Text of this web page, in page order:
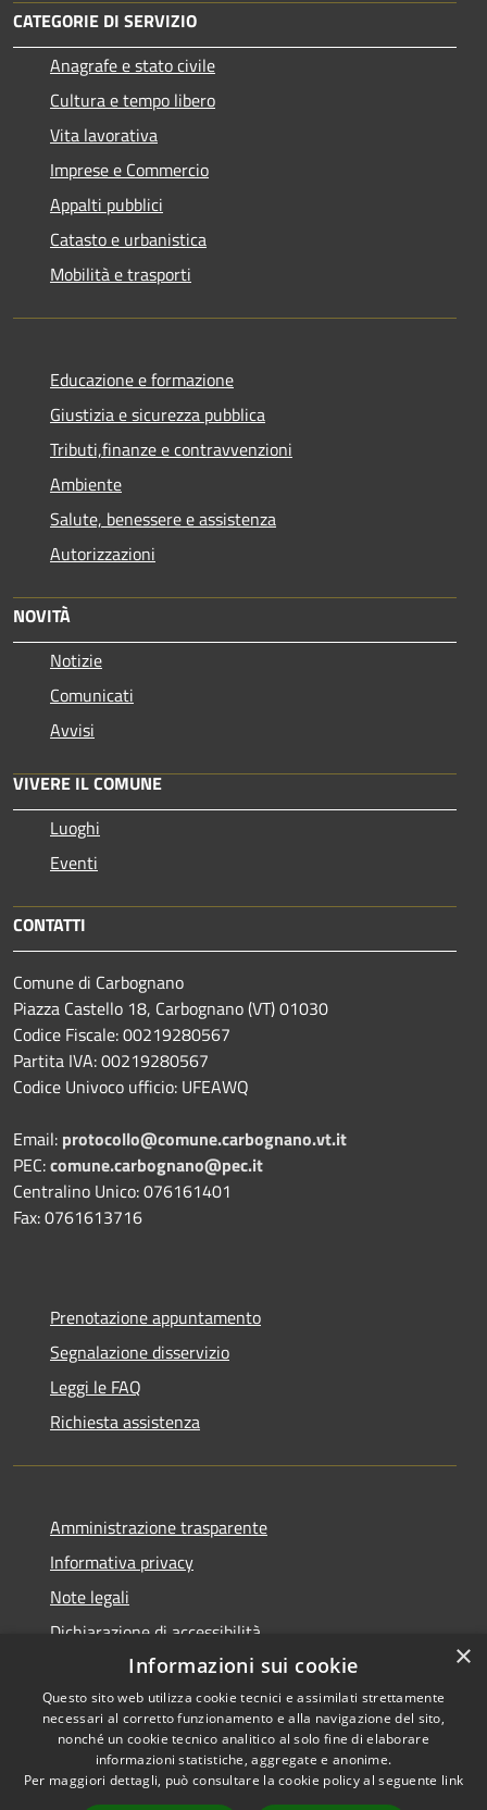
CATEGORIE DI SERVIZIO
Anagrafe e stato civile
Cultura e tempo libero
Vita lavorativa
Imprese e Commercio
Appalti pubblici
Catasto e urbanistica
Mobilità e trasporti
Educazione e formazione
Giustizia e sicurezza pubblica
Tributi,finanze e contravvenzioni
Ambiente
Salute, benessere e assistenza
Autorizzazioni
NOVITÀ
Notizie
Comunicati
Avvisi
VIVERE IL COMUNE
Luoghi
Eventi
CONTATTI
Comune di Carbognano
Piazza Castello 18, Carbognano (VT) 01030
Codice Fiscale: 00219280567
Partita IVA: 00219280567
Codice Univoco ufficio: UFEAWQ
Email: protocollo@comune.carbognano.vt.it
PEC:comune.carbognano@pec.it
Centralino Unico: 076161401
Fax: 0761613716
Prenotazione appuntamento
Segnalazione disservizio
Leggi le FAQ
Richiesta assistenza
Amministrazione trasparente
Informativa privacy
Note legali
Dichiarazione di accessibilità
Accessibilità
Privacy
Copyright © 2026 • Comune di
Carbognano • Powered by
Municipium
Accesso
×
Informazioni sui cookie
Questo sito web utilizza cookie tecnici e assimilati strettamente
necessari al corretto funzionamento e alla navigazione del sito,
nonché un cookie tecnico analitico al solo fine di elaborare
informazioni statistiche, aggregate e anonime.
Per maggiori dettagli, può consultare la cookie policy al seguente link